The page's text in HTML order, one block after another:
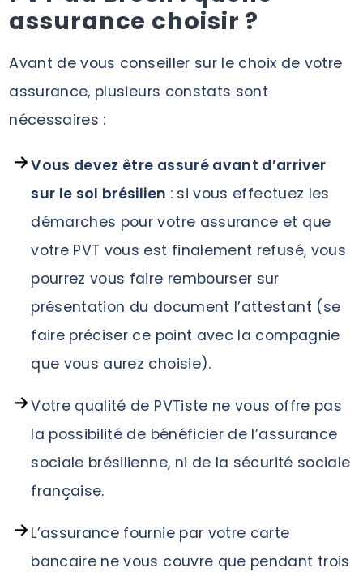
assurance choisir ?
Avant de vous conseiller sur le choix de votre
assurance, plusieurs constats sont
nécessaires :
Vous devez être assuré avant d’arriver
sur le sol brésilien : si vous effectuez les
démarches pour votre assurance et que
votre PVT vous est finalement refusé, vous
pourrez vous faire rembourser sur
présentation du document l’attestant (se
faire préciser ce point avec la compagnie
que vous aurez choisie).
Votre qualité de PVTiste ne vous offre pas
la possibilité de bénéficier de l’assurance
sociale brésilienne, ni de la sécurité sociale
française.
L’assurance fournie par votre carte
bancaire ne vous couvre que pendant trois